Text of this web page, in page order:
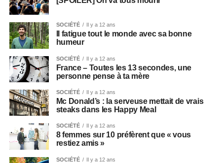
SOCIÉTÉ Il y a 12 ans
Il fatigue tout le monde avec sa bonne
humeur
SOCIÉTÉ Il y a 12 ans
France – Toutes les 13 secondes, une
personne pense à ta mère
SOCIÉTÉ Il y a 12 ans
Mc Donald’s : la serveuse mettait de vrais
steaks dans les Happy Meal
SOCIÉTÉ Il y a 12 ans
8 femmes sur 10 préfèrent que « vous
restiez amis »
SOCIÉTÉ Il y a 12 ans